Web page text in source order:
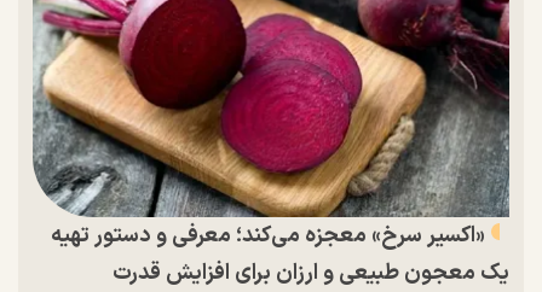
«اکسیر سرخ» معجزه می‌کند؛ معرفی و دستور تهیه
یک معجون طبیعی و ارزان برای افزایش قدرت